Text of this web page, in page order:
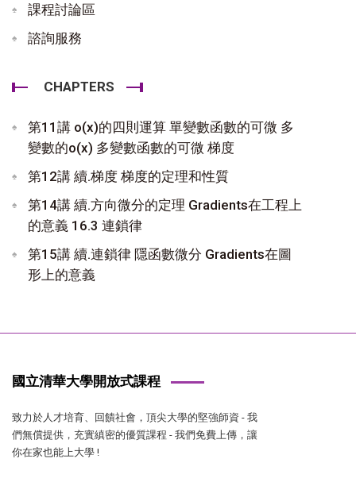
課程討論區
諮詢服務
CHAPTERS
第11講 o(x)的四則運算 單變數函數的可微 多
變數的o(x) 多變數函數的可微 梯度
第12講 續.梯度 梯度的定理和性質
第14講 續.方向微分的定理 Gradients在工程上
的意義 16.3 連鎖律
第15講 續.連鎖律 隱函數微分 Gradients在圖
形上的意義
國立清華大學開放式課程
致力於人才培育、回饋社會，頂尖大學的堅強師資 - 我
們無償提供，充實縝密的優質課程 - 我們免費上傳，讓
你在家也能上大學 !